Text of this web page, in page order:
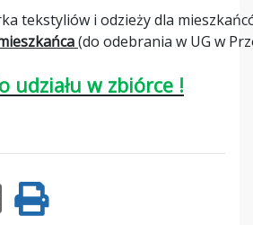
tekstyliów i odzieży dla
(do odebrania w UG w
udziału w zbiórce !